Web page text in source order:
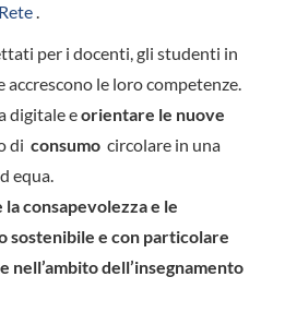
.
per i docenti, gli studenti in
accrescono le loro competenze.
digitale eorientare le nuove
di consumo circolare in una
equa.
consapevolezza e le
sostenibile e con particolare
nell’ambito dell’insegnamento